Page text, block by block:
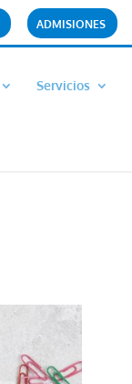
ADMISIONES
Servicios